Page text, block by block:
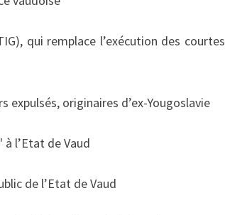
qui remplace l’exécution des
expulsés, originaires d’ex-Yougoslavie
l’Etat de Vaud
de l’Etat de Vaud